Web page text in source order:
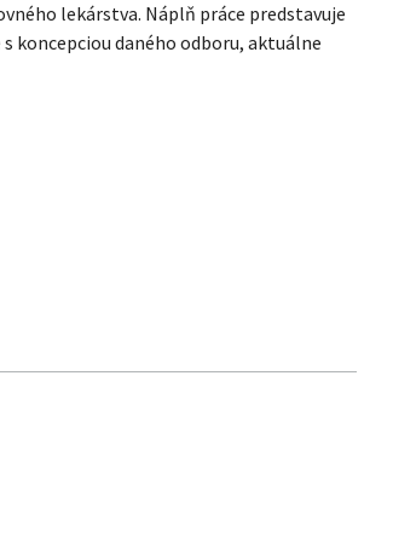
lekárstva. Náplň práce predstavuje
koncepciou daného odboru, aktuálne